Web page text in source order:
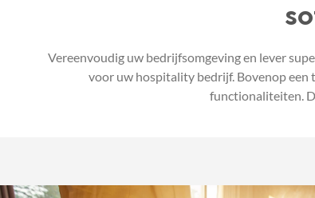
Vereenvoudig uw bedrijfsomgeving en lever
voor uw hospitality bedrijf. Bovenop
functionaliteiten.